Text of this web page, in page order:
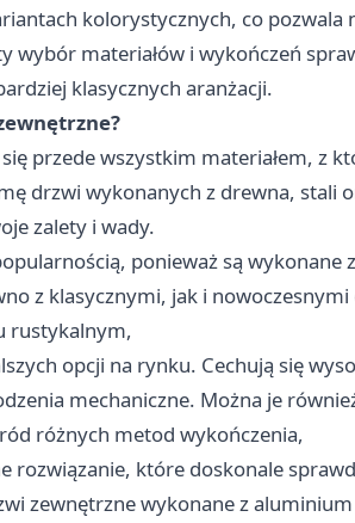
kolorystycznych, co pozwala
wybór materiałów i wykończeń
klasycznych aranżacji.
przede wszystkim materiałem, z
drzwi wykonanych z drewna, stali
zalety i wady.
ponieważ są wykonane
z klasycznymi, jak i
rustykalnym,
opcji na rynku. Cechują się
mechaniczne. Można je
różnych metod wykończenia,
rozwiązanie, które doskonale
zewnętrzne wykonane z